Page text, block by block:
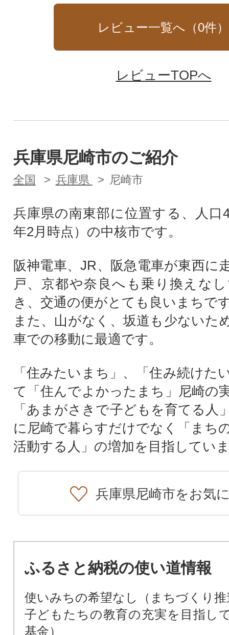
レビュー一覧へ（0件）
レビューTOPへ
兵庫県尼崎市のご紹介
全国 兵庫県 尼崎市
兵庫県の南東部に位置する、人口
年2月時点）の中核市です。
阪神電車、JR、阪急電車が東西に
戸、京都や奈良へも乗り換えな
き、交通の便がとても良いまちで
また、山がなく、坂道も少ないた
車での移動に最適です。
「住みたいまち」、「住み続けた
て「住んでよかったまち」尼崎の
「あまがさきで子どもを育てる人
に尼崎で暮らすだけでなく「まち
活動する人」の増加を目指してい
兵庫県尼崎市をお気
ふるさと納税の使い道情報
使いみちの希望なし（まちづくり推
子どもたちの教育の充実を目指し
基金）